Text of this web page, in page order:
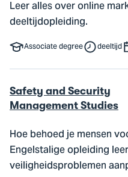
Leer alles over online
deeltijdopleiding.
Associate degree deeltijd
Safety and Security
Management Studies
Hoe behoed je mensen
Engelstalige opleiding
veiligheidsproblemen